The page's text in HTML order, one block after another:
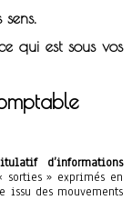
qui est sous vos
d’informations
» exprimés en
issu des mouvements